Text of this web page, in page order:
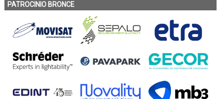
PATROCINIO BRONCE